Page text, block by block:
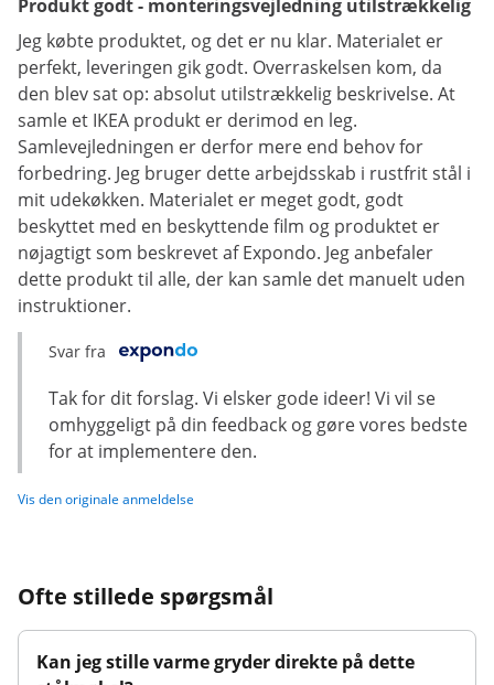
Produkt godt - monteringsvejledning utilstrækkelig
Jeg købte produktet, og det er nu klar. Materialet er
perfekt, leveringen gik godt. Overraskelsen kom, da
den blev sat op: absolut utilstrækkelig beskrivelse. At
samle et IKEA produkt er derimod en leg.
Samlevejledningen er derfor mere end behov for
forbedring. Jeg bruger dette arbejdsskab i rustfrit stål i
mit udekøkken. Materialet er meget godt, godt
beskyttet med en beskyttende film og produktet er
nøjagtigt som beskrevet af Expondo. Jeg anbefaler
dette produkt til alle, der kan samle det manuelt uden
instruktioner.
Svar fra
Tak for dit forslag. Vi elsker gode ideer! Vi vil se
omhyggeligt på din feedback og gøre vores bedste
for at implementere den.
Vis den originale anmeldelse
Ofte stillede spørgsmål
Kan jeg stille varme gryder direkte på dette